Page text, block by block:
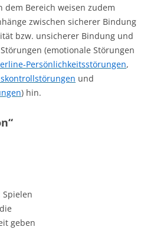
dem Bereich weisen zudem
zwischen sicherer Bindung
bzw. unsicherer Bindung und
(emotionale Störungen
Persönlichkeitsstörungen,
und
) hin.
Spielen
geben